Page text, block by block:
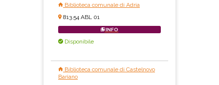
Biblioteca comunale di Adria
813.54 ABL 01
INFO
Disponibile
Biblioteca comunale di Castelnovo
Bariano